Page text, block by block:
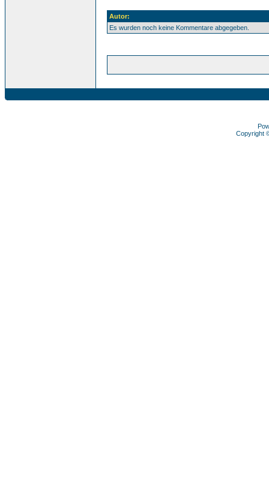
Autor:
Es wurden noch keine Kommentare abgegeben.
Copyright